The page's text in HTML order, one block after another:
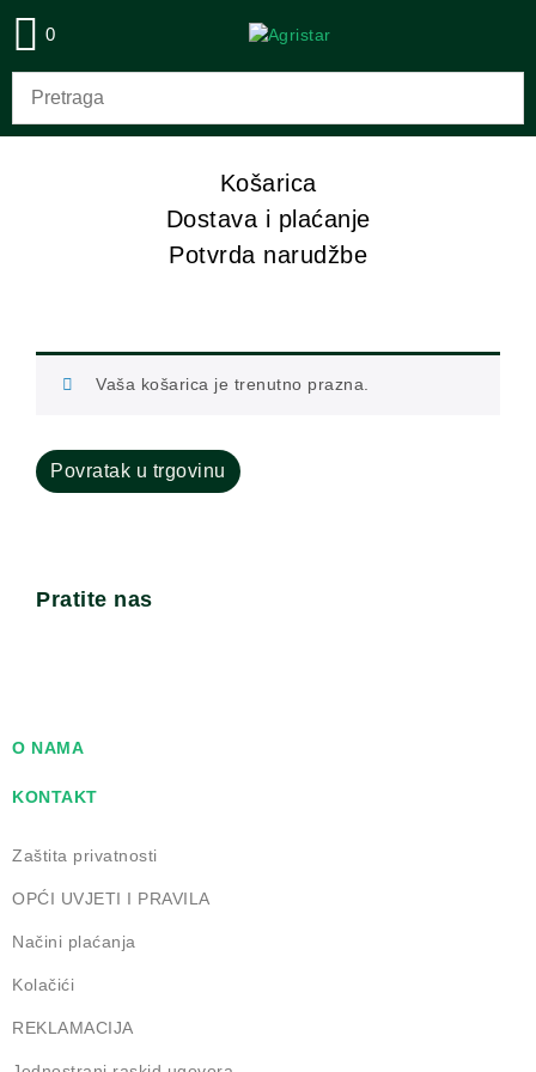
0
Košarica
Dostava i plaćanje
Potvrda narudžbe
Vaša košarica je trenutno prazna.
Povratak u trgovinu
Pratite nas
O NAMA
KONTAKT
Zaštita privatnosti
OPĆI UVJETI I PRAVILA
Načini plaćanja
Kolačići
REKLAMACIJA